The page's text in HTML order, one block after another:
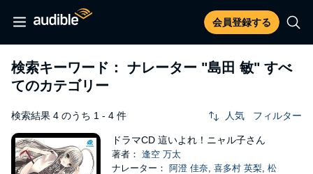
会員登録する
検索キーワード： ナレーター "島田 敏" すべ
てのカテゴリー
検索結果 4 のうち 1 - 4 件 人気 フィルター
ドラマCD 這いよれ！ニャル子さん
著者： 逢空 万太
ナレーター： 阿澄 佳奈, 喜多村 英梨, 松